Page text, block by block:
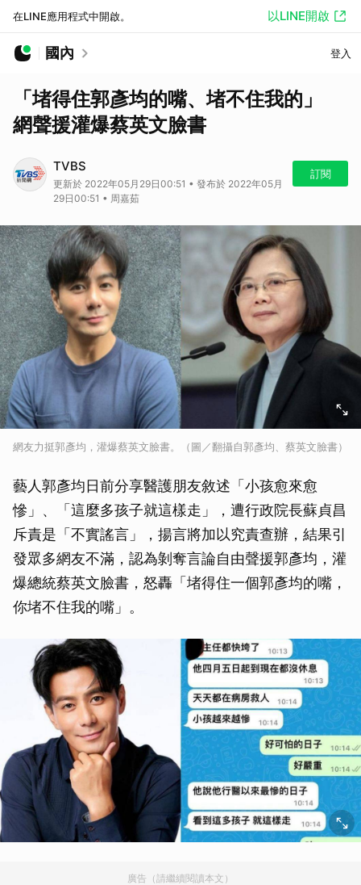
在LINE應用程式中開啟。 以LINE開啟
國內 登入
「堵得住郭彥均的嘴、堵不住我的」
網聲援灌爆蔡英文臉書
TVBS
更新於 2022年05月29日00:51 • 發布於 2022年05月
29日00:51 • 周嘉茹
訂閱
網友力挺郭彥均，灌爆蔡英文臉書。（圖／翻攝自郭彥均、蔡英文臉書）
藝人郭彥均日前分享醫護朋友敘述「小孩愈來愈
慘」、「這麼多孩子就這樣走」，遭行政院長蘇貞昌
斥責是「不實謠言」，揚言將加以究責查辦，結果引
發眾多網友不滿，認為剝奪言論自由聲援郭彥均，灌
爆總統蔡英文臉書，怒轟「堵得住一個郭彥均的嘴，
你堵不住我的嘴」。
廣告（請繼續閱讀本文）